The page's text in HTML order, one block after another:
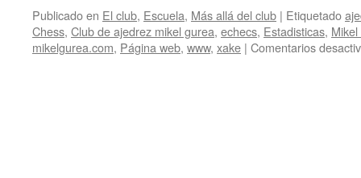
Publicado en El club, Escuela, Más allá del club | Etiquetado
Chess, Club de ajedrez mikel gurea, echecs, Estadisticas,
mikelgurea.com, Página web, www, xake | Comentarios